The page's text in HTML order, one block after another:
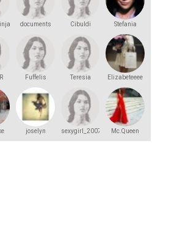
documents
Cibuldi Stefania
Fuffelis Teresia Elizabeteeee
joselyn sexygirl_2007 Mc.Queen